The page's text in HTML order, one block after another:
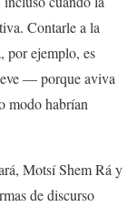
Contarle a la
por ejemplo, es
— porque aviva
modo habrían
Motsí Shem Rá y
de discurso